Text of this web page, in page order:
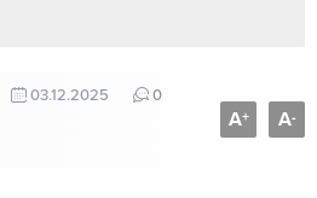
03.12.2025 0
A+ A-